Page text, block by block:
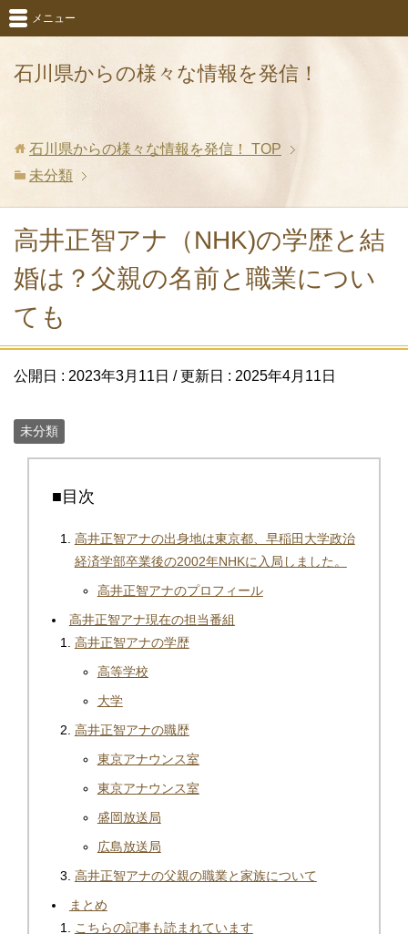
石川県からの様々な情報を発信！
メニュー
石川県からの様々な情報を発信！
TOP
未分類
高井正智アナ（NHK)の学歴と結
婚は？父親の名前と職業につい
ても
公開日 : 2023年3月11日 / 更新日 : 2025年4月11日
未分類
■目次
高井正智アナの出身地は東京都、早稲田大学政治
経済学部卒業後の2002年NHKに入局しました。
高井正智アナのプロフィール
高井正智アナ現在の担当番組
高井正智アナの学歴
高等学校
大学
高井正智アナの職歴
東京アナウンス室
東京アナウンス室
盛岡放送局
広島放送局
高井正智アナの父親の職業と家族について
まとめ
こちらの記事も読まれています